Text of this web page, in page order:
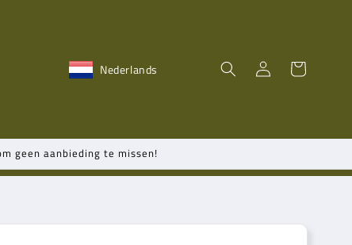
Nederlands InloggenWinkelwagen
geen aanbieding te missen!